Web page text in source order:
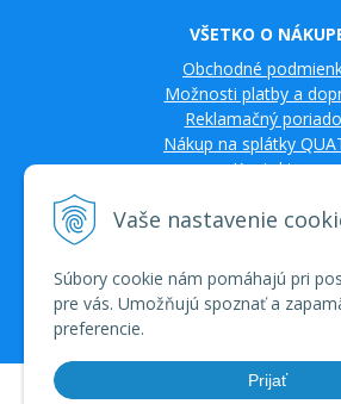
Vaše nastavenie
Súbory cookie nám pomáhajú pri
pre vás. Umožňujú spoznať a
preferencie.
Prijať
VŠETKO O
Obchodné
Možnosti platby a
Reklamačný
Nákup na splátky
Kontakty
© 2026 TV SAT Multimédiá • tvorba eshopu